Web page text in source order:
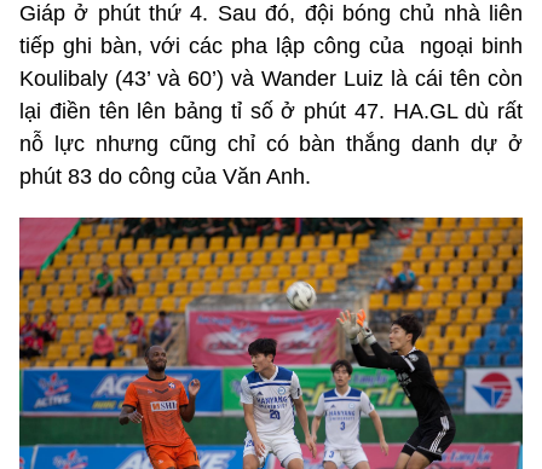
Giáp ở phút thứ 4. Sau đó, đội bóng chủ nhà liên
tiếp ghi bàn, với các pha lập công của ngoại binh
Koulibaly (43’ và 60’) và Wander Luiz là cái tên còn
lại điền tên lên bảng tỉ số ở phút 47. HA.GL dù rất
nỗ lực nhưng cũng chỉ có bàn thắng danh dự ở
phút 83 do công của Văn Anh.